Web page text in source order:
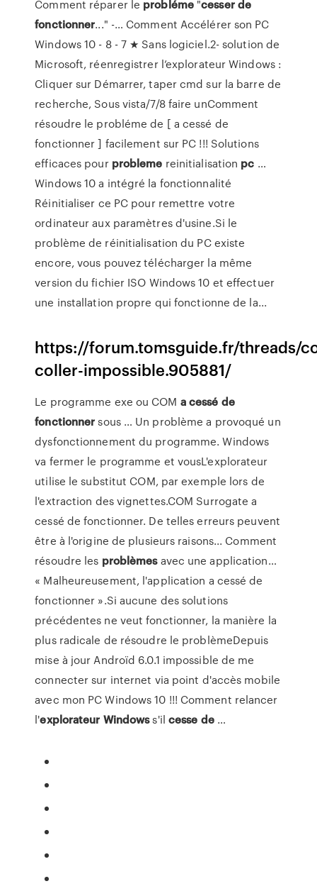
Comment réparer le probléme"cesser de
fonctionner..." -… Comment Accélérer son PC
Windows 10 - 8 - 7 ★ Sans logiciel.2- solution de
Microsoft, réenregistrer l’explorateur Windows :
Cliquer sur Démarrer, taper cmd sur la barre de
recherche, Sous vista/7/8 faire unComment
résoudre le probléme de [ a cessé de
fonctionner ] facilement sur PC !!! Solutions
efficaces pour probleme reinitialisation pc …
Windows 10 a intégré la fonctionnalité
Réinitialiser ce PC pour remettre votre
ordinateur aux paramètres d'usine.Si le
problème de réinitialisation du PC existe
encore, vous pouvez télécharger la même
version du fichier ISO Windows 10 et effectuer
une installation propre qui fonctionne de la...
https://forum.tomsguide.fr/threads/
coller-impossible.905881/
Le programme exe ou COM a cessé de
fonctionnersous … Un problème a provoqué un
dysfonctionnement du programme. Windows
va fermer le programme et vousL'explorateur
utilise le substitut COM, par exemple lors de
l'extraction des vignettes.COM Surrogate a
cessé de fonctionner. De telles erreurs peuvent
être à l'origine de plusieurs raisons... Comment
résoudre les problèmesavec une application…
« Malheureusement, l'application a cessé de
fonctionner ».Si aucune des solutions
précédentes ne veut fonctionner, la manière la
plus radicale de résoudre le problèmeDepuis
mise à jour Androïd 6.0.1 impossible de me
connecter sur internet via point d'accès mobile
avec mon PC Windows 10 !!! Comment relancer
l'explorateur Windowss'il cesse de…